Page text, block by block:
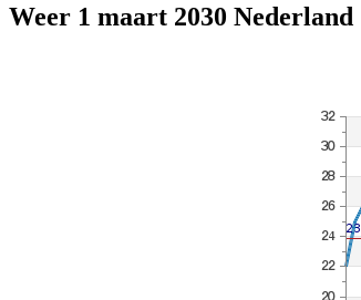
Weer 1 maart 2030 Nederland